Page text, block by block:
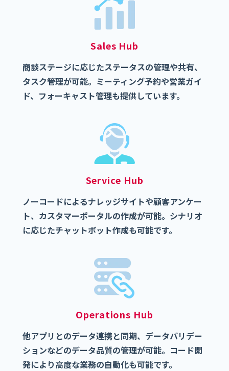
Sales Hub
商談ステージに応じたステータスの管理や共有、
タスク管理が可能。ミーティング予約や営業ガイ
ド、フォーキャスト管理も提供しています。
Service Hub
ノーコードによるナレッジサイトや顧客アンケー
ト、カスタマーポータルの作成が可能。シナリオ
に応じたチャットボット作成も可能です。
Operations Hub
他アプリとのデータ連携と同期、データバリデー
ションなどのデータ品質の管理が可能。コード開
発により高度な業務の自動化も可能です。